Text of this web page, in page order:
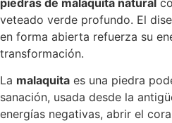
veteado verde profundo. El
en forma abierta refuerza su
transformación.
La malaquita es una piedra
sanación, usada desde la
energías negativas, abrir el